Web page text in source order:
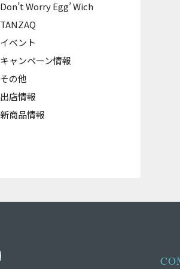
Don’t Worry Egg’ Wich
TANZAQ
イベント
キャンペーン情報
その他
出店情報
新商品情報